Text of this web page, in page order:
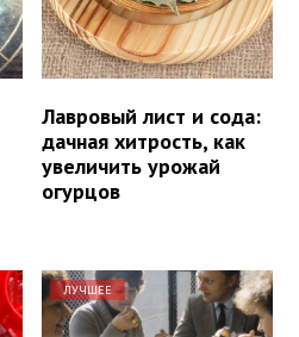
Лавровый лист и сода:
дачная хитрость, как
увеличить урожай
огурцов
ЛУЧШЕЕ